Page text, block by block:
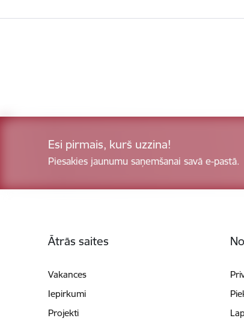
Esi pirmais, kurš uzzina!
Piesakies jaunumu saņemšanai savā e-pastā.
Ātrās saites
Vakances
Iepirkumi
Projekti